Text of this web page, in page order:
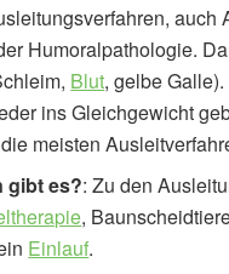
auch
Humoralpathologie.
Blut, gelbe
ins Gleichgewicht
meisten
gibt es?: Zu den
,
Einlauf.